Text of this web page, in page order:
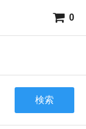
0
検索